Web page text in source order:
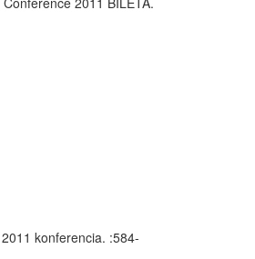
konferencia. :584-